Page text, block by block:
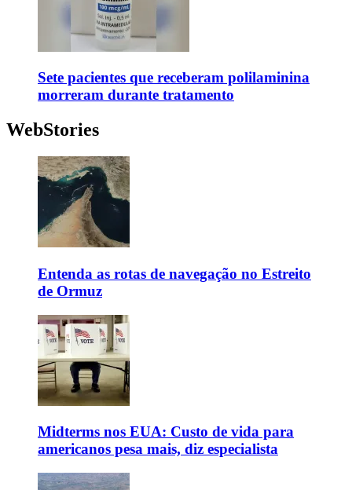
Sete pacientes que receberam polilaminina
morreram durante tratamento
WebStories
Entenda as rotas de navegação no Estreito
de Ormuz
Midterms nos EUA: Custo de vida para
americanos pesa mais, diz especialista